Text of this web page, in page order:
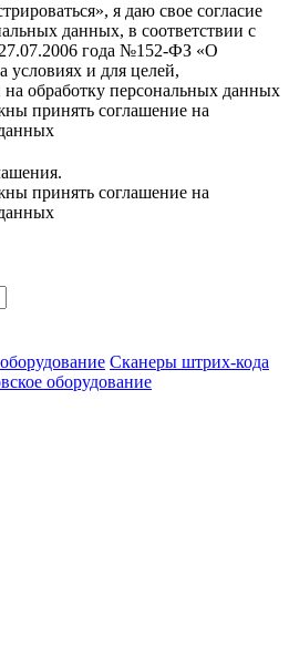
я даю свое согласие
данных, в соответствии с
года №152-ФЗ «О
условиях и для целей,
обработку персональных данных
принять соглашение на
принять соглашение на
Сканеры штрих-кода
оборудование